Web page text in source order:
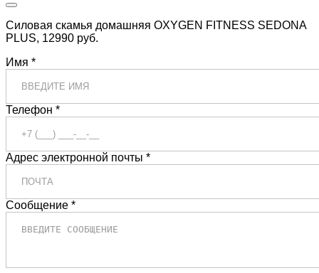
Силовая скамья домашняя OXYGEN FITNESS SEDONA
PLUS, 12990 руб.
Имя *
Телефон *
Адрес электронной почты *
Сообщение *